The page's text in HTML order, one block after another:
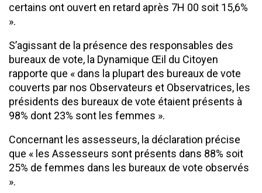
certains ont ouvert en retard après 7H 00 soit 15,6%
».
S’agissant de la présence des responsables des
bureaux de vote, la Dynamique Œil du Citoyen
rapporte que « dans la plupart des bureaux de vote
couverts par nos Observateurs et Observatrices, les
présidents des bureaux de vote étaient présents à
98% dont 23% sont les femmes ».
Concernant les assesseurs, la déclaration précise
que « les Assesseurs sont présents dans 88% soit
25% de femmes dans les bureaux de vote observés
».